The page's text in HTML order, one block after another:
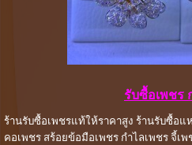
รับซื้อเพชร
ร้านรับซื้อเพชรแท้ให้ราคาสูง ร้านรับซื้อแ
คอเพชร สร้อยข้อมือเพชร กำไลเพชร จี้เ